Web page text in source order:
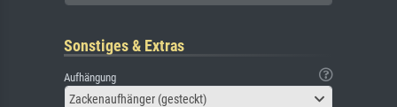
Sonstiges & Extras
Aufhängung
Zackenaufhänger (gesteckt)